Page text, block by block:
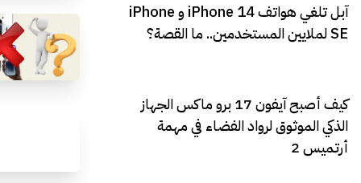
آبل تلغي هواتف iPhone 14 و iPhone
SE لملايين المستخدمين.. ما القصة؟
كيف أصبح آيفون 17 برو ماكس الجهاز
الذكي الموثوق لرواد الفضاء في مهمة
أرتميس 2